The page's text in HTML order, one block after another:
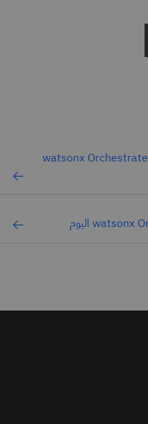
استكشِف وكلاء الذكاء الاصطناعي من watsonx Orchestrate